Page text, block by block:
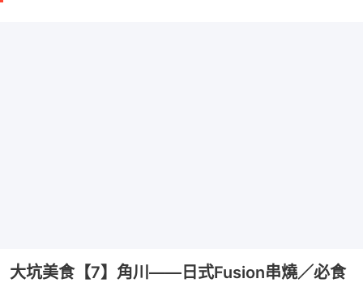
大坑美食【7】角川——日式Fusion串燒／必食